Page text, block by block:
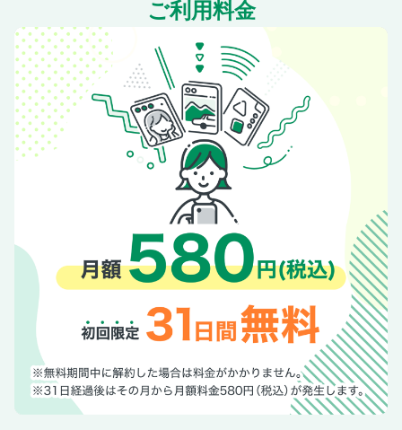
市毛良枝 頂上を目指さなくても〝ご褒美″はたくさんある
〈追悼――吉行和子さん〉やわらかな笑顔と情熱 ――『婦
人公論』で語った言葉から
関容子 最後まで純粋で無垢な女優だった
羽生善治×柚月裕子 人生も対局も、ままならないから面白
い
玉鷲一朗 角界の鉄人、強さの秘密と意外な素顔
令和七年「中央公論文芸賞」発表／佐藤正午『熟柿』
「お金」アンケートのお願い
「旅」アンケートのお願い
江原啓之 「幸せぐせ」を身につけよう
鈴木保奈美 獅子座、Ａ型、丙午。
中津川りえ 傾斜宮占い
大島真寿美 あなたの隣で
朝倉かすみ メルヘンを探せ！
ひらめきパズル
読者のひろば
ご利用料金